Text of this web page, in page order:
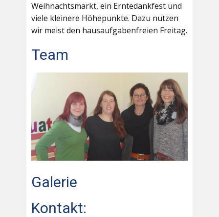
Weihnachtsmarkt, ein Erntedankfest und
viele kleinere Höhepunkte. Dazu nutzen
wir meist den hausaufgabenfreien Freitag.
Team
Galerie
Kontakt: